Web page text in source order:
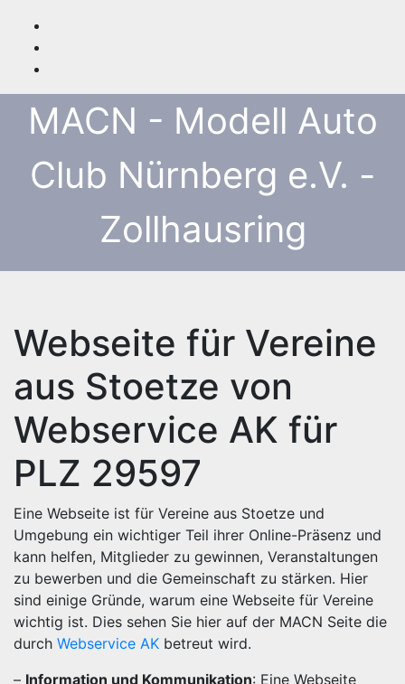
Inhalt
springen
MACN - Modell Auto
Club Nürnberg e.V. -
Zollhausring
Webseite für Vereine
aus Stoetze von
Webservice AK für
PLZ 29597
Eine Webseite ist für Vereine aus Stoetze und
Umgebung ein wichtiger Teil ihrer Online-Präsenz und
kann helfen, Mitglieder zu gewinnen, Veranstaltungen
zu bewerben und die Gemeinschaft zu stärken. Hier
sind einige Gründe, warum eine Webseite für Vereine
wichtig ist. Dies sehen Sie hier auf der MACN Seite die
durch Webservice AK betreut wird.
– Information und Kommunikation: Eine Webseite